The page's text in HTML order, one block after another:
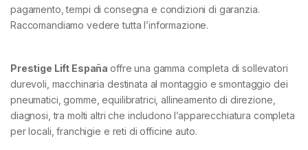
pagamento, tempi di consegna e condizioni di garanzia.
Raccomandiamo vedere tutta l’informazione.
Prestige Lift Españaoffre una gamma completa di sollevatori
durevoli, macchinaria destinata al montaggio e smontaggio dei
pneumatici, gomme, equilibratrici, allineamento di direzione,
diagnosi, tra molti altri che includono l’apparecchiatura completa
per locali, franchigie e reti di officine auto.